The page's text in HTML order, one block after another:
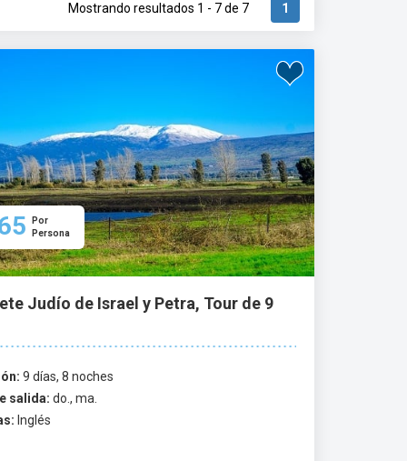
está la Ciudad de David, una
paquetes turísticos Judíos, los viajeros
En los paquetes turísticos Judíos,
Mostrando resultados 1 - 7 de 7 1
Por
Persona
Judío de Israel y Petra, Tour de 9
9 días, 8 noches
salida: do., ma.
Inglés